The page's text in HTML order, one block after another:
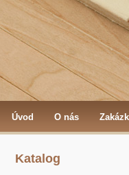
Úvod O nás
Katalog